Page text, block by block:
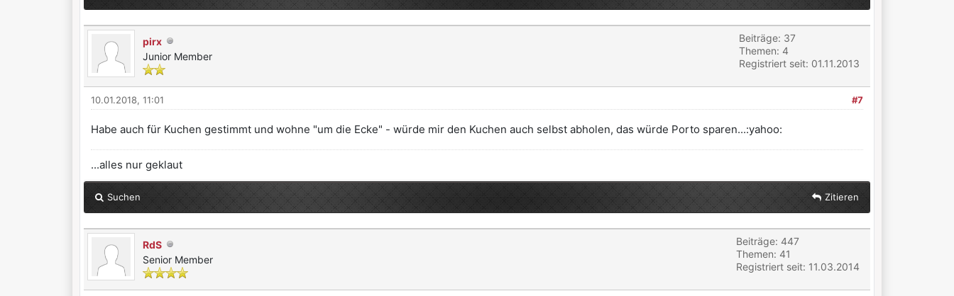
pirx
Junior Member
Beiträge: 37
Themen: 4
Registriert seit: 01.11.2013
#7
10.01.2018, 11:01
Habe auch für Kuchen gestimmt und wohne "um die Ecke" - würde mir den Kuchen auch selbst abholen, das würde Porto sparen...:yahoo:
...alles nur geklaut
Suchen Zitieren
RdS
Senior Member
Beiträge: 447
Themen: 41
Registriert seit: 11.03.2014